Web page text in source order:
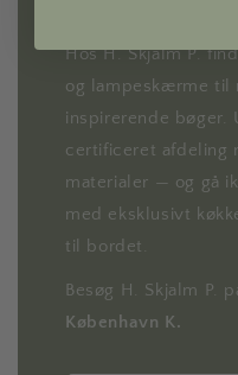
Hos H. Skjalm P.
og lampeskærme til
inspirerende bøger.
certificeret afdeling
materialer — og gå
med eksklusivt
til bordet.
Besøg H. Skjalm P.
København K.